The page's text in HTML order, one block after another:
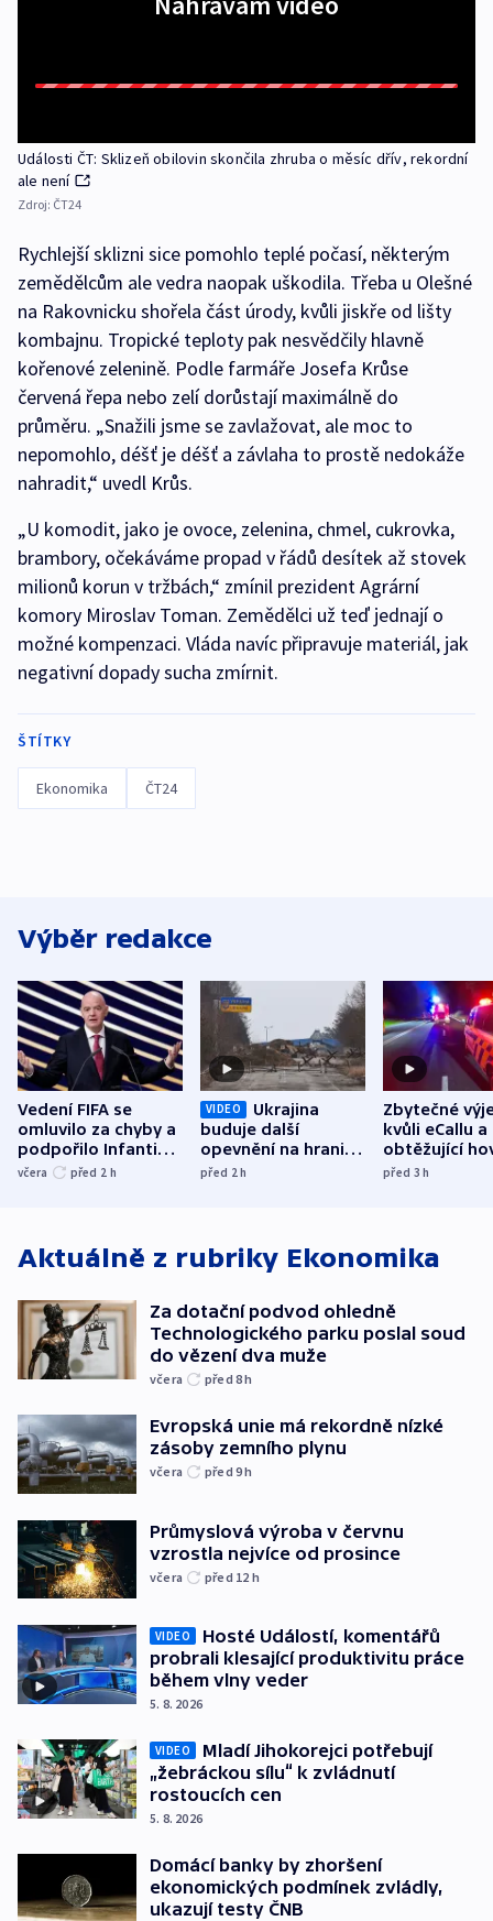
Události ČT: Sklizeň obilovin skončila zhruba o měsíc dřív, rekordní
ale není
Zdroj: ČT24
Rychlejší sklizni sice pomohlo teplé počasí, některým
zemědělcům ale vedra naopak uškodila. Třeba u Olešné
na Rakovnicku shořela část úrody, kvůli jiskře od lišty
kombajnu. Tropické teploty pak nesvědčily hlavně
kořenové zelenině. Podle farmáře Josefa Krůse
červená řepa nebo zelí dorůstají maximálně do
průměru. „Snažili jsme se zavlažovat, ale moc to
nepomohlo, déšť je déšť a závlaha to prostě nedokáže
nahradit,“ uvedl Krůs.
„U komodit, jako je ovoce, zelenina, chmel, cukrovka,
brambory, očekáváme propad v řádů desítek až stovek
milionů korun v tržbách,“ zmínil prezident Agrární
komory Miroslav Toman. Zemědělci už teď jednají o
možné kompenzaci. Vláda navíc připravuje materiál, jak
negativní dopady sucha zmírnit.
ŠTÍTKY
Ekonomika ČT24
Výběr redakce
Vedení FIFA se
omluvilo za chyby a
podpořilo Infantina.
UEFA trvá na
včera před 2 h
VIDEO
Ukrajina
buduje další
opevnění na hranici
s Běloruskem
před 2h
Zbytečné
kvůli eCallu a
obtěžující
zdržují
před 3h
Aktuálně z rubriky Ekonomika
Za dotační podvod ohledně
Technologického parku poslal soud
do vězení dva muže
včera před 8h
Evropská unie má rekordně nízké
zásoby zemního plynu
včera před 9h
Průmyslová výroba v červnu
vzrostla nejvíce od prosince
včera před 12 h
VIDEO
Hosté Událostí, komentářů
probrali klesající produktivitu práce
během vlny veder
5. 8. 2026
VIDEO
Mladí Jihokorejci potřebují
„žebráckou sílu“ k zvládnutí
rostoucích cen
5. 8. 2026
Domácí banky by zhoršení
ekonomických podmínek zvládly,
ukazují testy ČNB